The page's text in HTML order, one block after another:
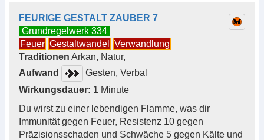
FEURIGE GESTALT ZAUBER 7
Grundregelwerk 334
Feuer Gestaltwandel
Verwandlung
Traditionen Arkan, Natur,
Aufwand
Gesten, Verbal
Wirkungsdauer: 1 Minute
Du wirst zu einer lebendigen Flamme, was dir
Immunität gegen Feuer, Resistenz 10 gegen
Präzisionsschaden und Schwäche 5 gegen Kälte und